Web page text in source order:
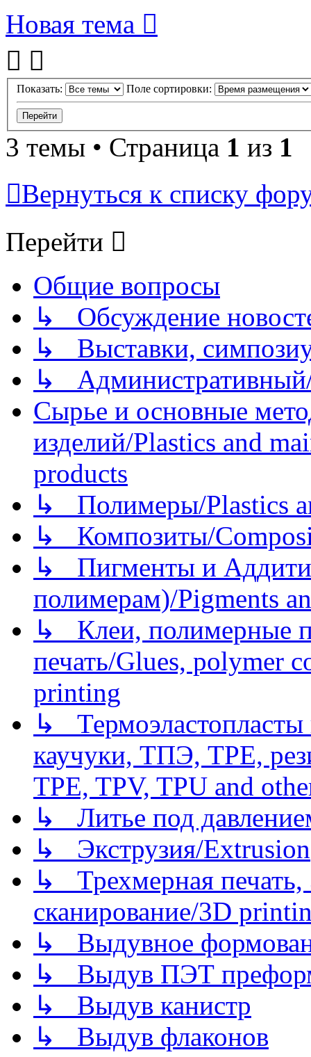
Новая тема
Показать: Поле сортировки:
3 темы • Страница 1 из 1
Вернуться к списку
Перейти
Общие вопросы
↳ Обсуждение
↳ Выставки,
↳
Сырье и основные
изделий/Plastics and
products
↳ Полимеры/Plastics
↳ Композиты/
↳ Пигменты и
полимерам)/Pigments
↳ Клеи, полимерные
печать/Glues, polymer
printing
↳
каучуки, ТПЭ, TPE,
TPE, TPV, TPU and
↳ Литье под
↳ Экструзия/Extrusion
↳ Трехмерная
сканирование/3D
↳ Выдувное
↳ Выдув ПЭТ
↳ Выдув канистр
↳ Выдув флаконов